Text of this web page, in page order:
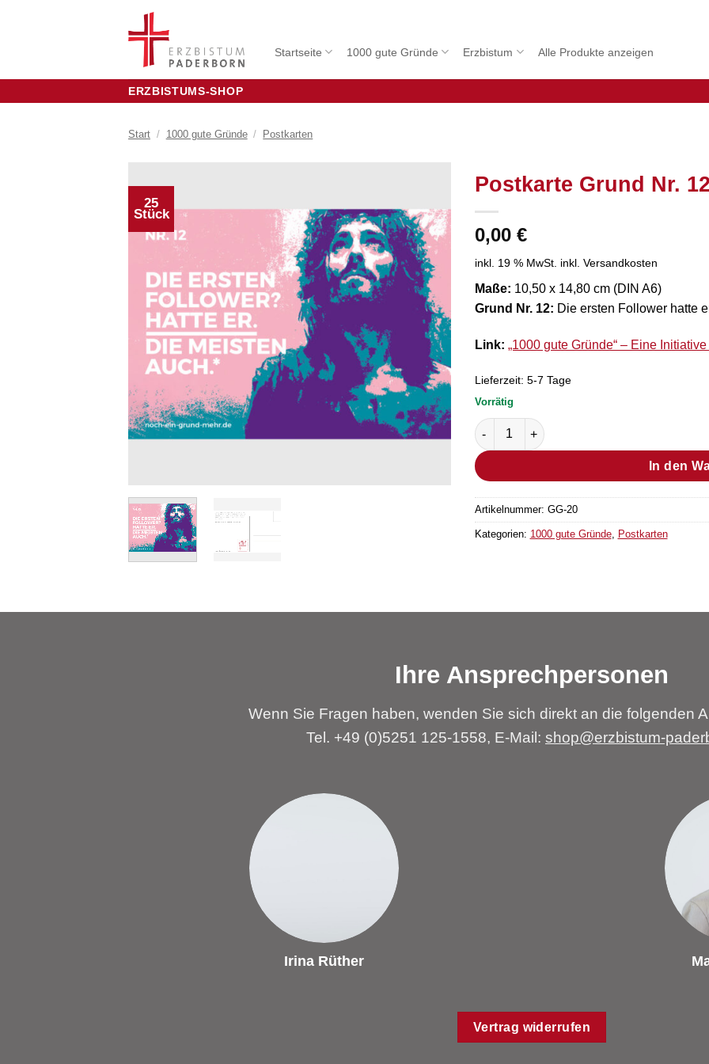
Startseite 1000 gute Gründe Erzbistum Alle Produkte anzeigen
ERZBISTUMS-SHOP
Start / 1000 gute Gründe / Postkarten
25
Stück
Postkarte Grund Nr.
0,00 €
inkl. 19 % MwSt. inkl. Versandkosten
Maße: 10,50 x 14,80 cm (DIN A6)
Grund Nr. 12: Die ersten Follower hatte
Link: „1000 gute Gründe“ – Eine
Lieferzeit: 5-7 Tage
Vorrätig
Postkarte Grund Nr. 12 (25 Stück) Menge
In den
Artikelnummer: GG-20
Kategorien: 1000 gute Gründe, Postkarten
Ihre Ansprechpersonen
Wenn Sie Fragen haben, wenden Sie sich direkt an die folgenden
Tel. +49 (0)5251 125-1558, E-Mail: shop@erzbistum-
Irina Rüther
Vertrag widerrufen